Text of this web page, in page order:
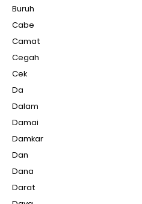
Buruh
Cabe
Camat
Cegah
Cek
Da
Dalam
Damai
Damkar
Dan
Dana
Darat